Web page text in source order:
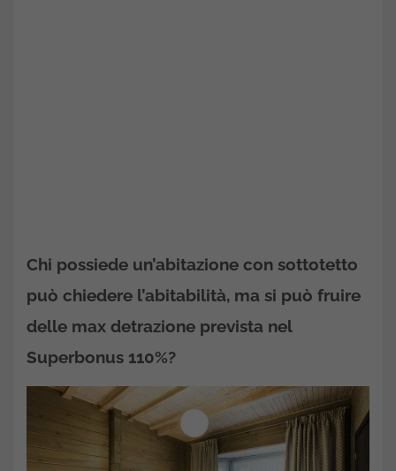
Chi possiede un’abitazione con sottotetto
può chiedere l’abitabilità, ma si può fruire
delle max detrazione prevista nel
Superbonus 110%?